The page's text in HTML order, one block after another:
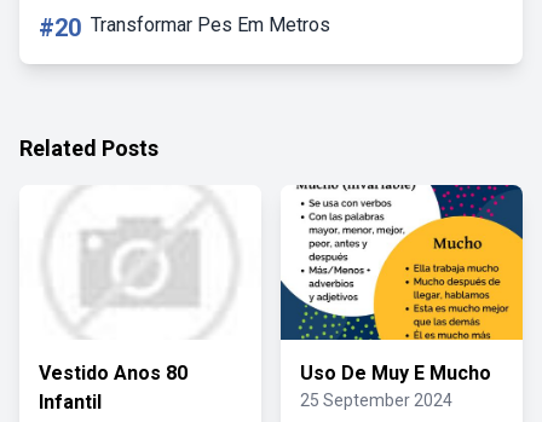
#20 Transformar Pes Em Metros
Related Posts
Vestido Anos 80
Infantil
Uso De Muy E Mucho
25 September 2024